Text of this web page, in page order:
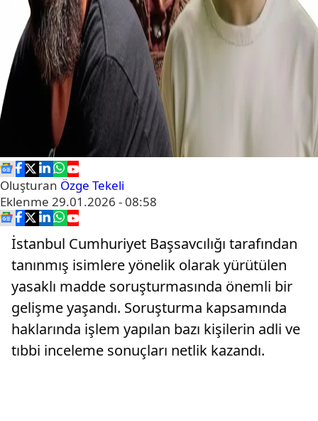
Oluşturan Özge Tekeli
Eklenme 29.01.2026 - 08:58
İstanbul Cumhuriyet Başsavcılığı tarafından
tanınmış isimlere yönelik olarak yürütülen
yasaklı madde soruşturmasında önemli bir
gelişme yaşandı. Soruşturma kapsamında
haklarında işlem yapılan bazı kişilerin adli ve
tıbbi inceleme sonuçları netlik kazandı.